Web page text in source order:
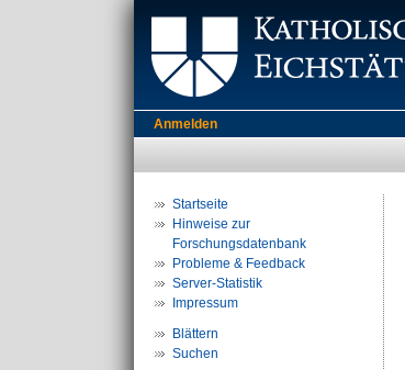
Anmelden
Startseite
Hinweise zur
Forschungsdatenbank
Probleme & Feedback
Server-Statistik
Impressum
Blättern
Suchen